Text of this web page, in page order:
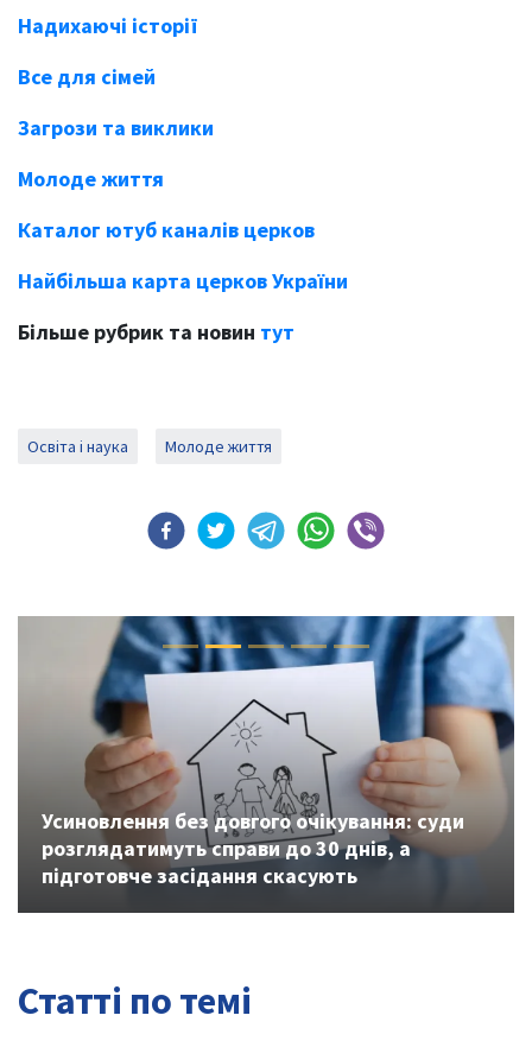
Надихаючі історії
Все для сімей
Загрози та виклики
Молоде життя
Каталог ютуб каналів церков
Найбільша карта церков України
Більше рубрик та новин тут
Освіта і наука Молоде життя
Усиновлення без довгого очікування: суди
розглядатимуть справи до 30 днів, а
підготовче засідання скасують
Previous Next
Статті по темі